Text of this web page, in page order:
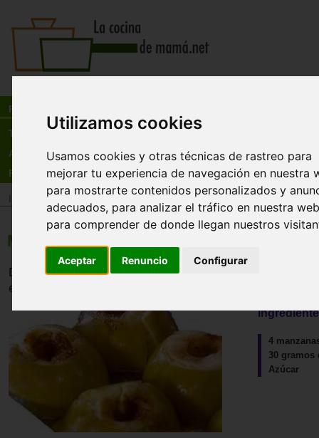
Utilizamos cookies
Usamos cookies y otras técnicas de rastreo para
mejorar tu experiencia de navegación en nuestra
para mostrarte contenidos personalizados y
adecuados, para analizar el tráfico en nuestra
para comprender de donde llegan nuestros
Aceptar Renuncio Configurar
Recetas
Tienda
Actualidad
Registro
Recetas
Manzanas al horno
Deliciosas manzanas al horno, de fácil digestión. A los
encantan.
4
30 gramos
Azúcar